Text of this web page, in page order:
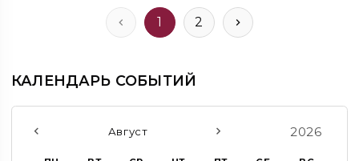
1 2
КАЛЕНДАРЬ СОБЫТИЙ
Август 2026